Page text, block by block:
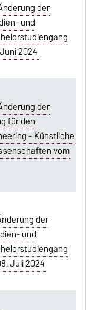
der
und
2024
der
für den
- Künstliche
vom
der
und
Juli 2024